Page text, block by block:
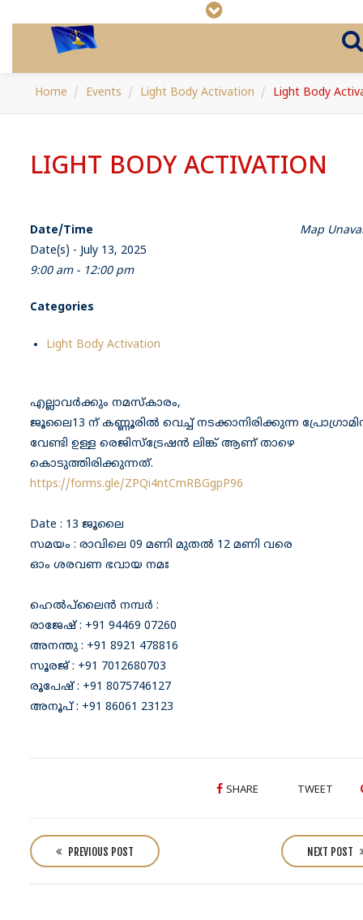
Home Events Light Body Activation Light Body
LIGHT BODY ACTIVATION
Map
Date/Time
Date(s) - July 13, 2025
9:00 am - 12:00 pm
Categories
Light Body Activation
എല്ലാവർക്കും നമസ്കാരം,
ജൂലൈ13 ന് കണ്ണൂരിൽ വെച്ച് നടക്കാനിരിക്കുന്ന
വേണ്ടി ഉള്ള രെജിസ്ട്രേഷൻ ലിങ്ക് ആണ് താഴെ
കൊടുത്തിരിക്കുന്നത്.
https://forms.gle/ZPQi4ntCmRBGgpP96
Date : 13 ജൂലൈ
സമയം : രാവിലെ 09 മണി മുതൽ 12 മണി വരെ
ഓം ശരവണ ഭവായ നമഃ
ഹെൽപ്‌ലൈൻ നമ്പർ :
രാജേഷ് : +91 94469 07260
അനന്തു : +91 8921 478816
സൂരജ് : +91 7012680703
രൂപേഷ് : +91 8075746127
അനൂപ് : +91 86061 23123
SHARE TWEET
o
PREVIOUS POST NEXT POST